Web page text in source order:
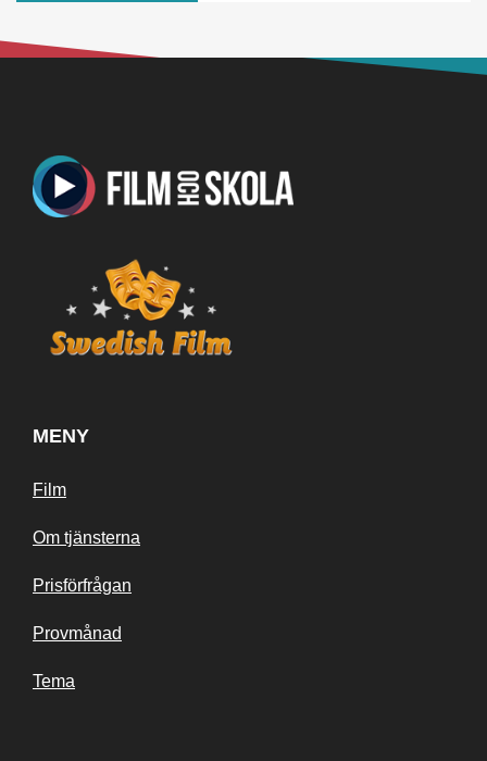
MENY
Film
Om tjänsterna
Prisförfrågan
Provmånad
Tema